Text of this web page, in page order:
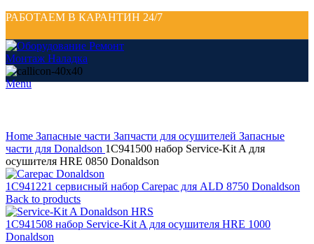
РАБОТАЕМ В КАРАНТИН 24/7
Menu
Home Запасные части Запчасти для осушителей Запасные
части для Donaldson 1C941500 набор Service-Kit A для
осушителя HRE 0850 Donaldson
1C941221 сервисный набор Carepac для ALD 8750 Donaldson
Back to products
1C941508 набор Service-Kit A для осушителя HRE 1000
Donaldson